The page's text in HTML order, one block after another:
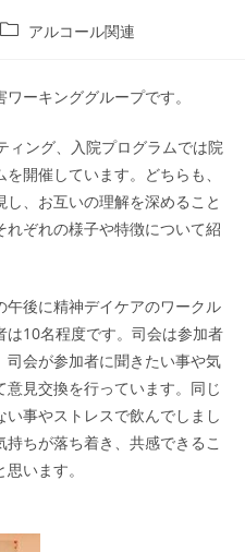
アルコール関連
ーキンググループです。
ィング、入院プログラムでは院
開催しています。どちらも、
、お互いの理解を深めること
ぞれの様子や特徴について紹
後に精神デイケアのワークル
10名程度です。司会は参加者
会が参加者に聞きたい事や気
見交換を行っています。同じ
事やストレスで飲んでしまし
ちが落ち着き、共感できるこ
います。